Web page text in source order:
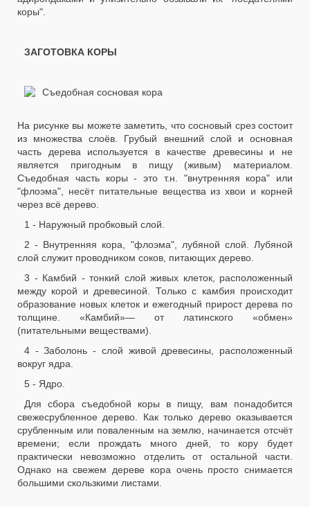
коры".
ЗАГОТОВКА КОРЫ
На рисунке вы можете заметить, что сосновый срез состоит
из множества слоёв. Грубый внешний слой и основная
часть дерева используется в качестве древесины и не
является пригодным в пищу (живым) материалом.
Съедобная часть коры - это т.н. "внутренняя кора" или
"флоэма", несёт питательные вещества из хвои и корней
через всё дерево.
1 - Наружный пробковый слой.
2 - Внутренняя кора, "флоэма", лубяной слой. Лубяной
слой служит проводником соков, питающих дерево.
3 - Камбий - тонкий слой живых клеток, расположенный
между корой и древесиной. Только с камбия происходит
образование новых клеток и ежегодный прирост дерева по
толщине. «Камбий»— от латинского «обмен»
(питательными веществами).
4 - Заболонь - слой живой древесины, расположенный
вокруг ядра.
5 - Ядро.
Для сбора съедобной коры в пищу, вам понадобится
свежесрубленное дерево. Как только дерево оказывается
cрубленным или поваленным на землю, начинается отсчёт
времени; если прождать много дней, то кору будет
практически невозможно отделить от остальной части.
Однако на свежем дереве кора очень просто снимается
большими скользкими листами.